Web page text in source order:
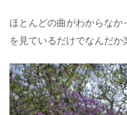
ほとんどの曲がわからな
を見ているだけでなんだ